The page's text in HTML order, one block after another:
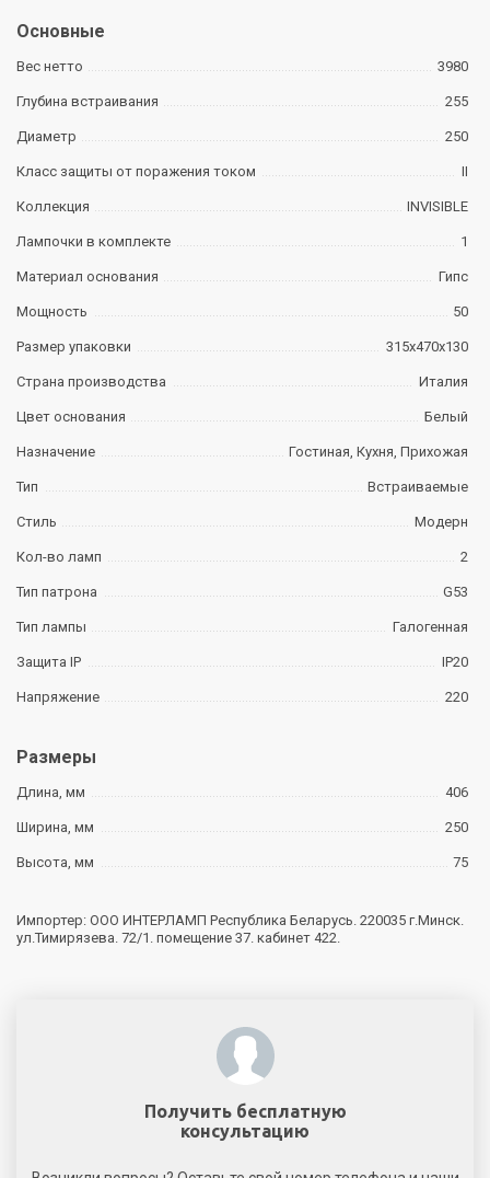
Основные
Вес нетто 3980
Глубина встраивания 255
Диаметр 250
Класс защиты от поражения током II
Коллекция INVISIBLE
Лампочки в комплекте 1
Материал основания Гипс
Мощность 50
Размер упаковки 315х470х130
Страна производства Италия
Цвет основания Белый
Назначение Гостиная, Кухня, Прихожая
Тип Встраиваемые
Стиль Модерн
Кол-во ламп 2
Тип патрона G53
Тип лампы Галогенная
Защита IP IP20
Напряжение 220
Размеры
Длина, мм 406
Ширина, мм 250
Высота, мм 75
Импортер: ООО ИНТЕРЛАМП Республика Беларусь. 220035 г.Минск.
ул.Тимирязева. 72/1. помещение 37. кабинет 422.
Получить бесплатную
консультацию